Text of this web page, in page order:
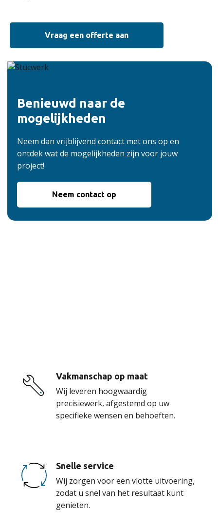
Vraag een offerte aan
Benieuwd naar de
mogelijkheden
Neem dan vrijblijvend contact met ons op en
ontdek wat de mogelijkheden zijn voor jouw
project!
Neem contact op
Vakmanschap op maat
Wij leveren hoogwaardig
precisiewerk, afgestemd op uw
specifieke wensen en behoeften.
Snelle service
Wij zorgen voor een vlotte uitvoering,
zodat u snel van het resultaat kunt
genieten.